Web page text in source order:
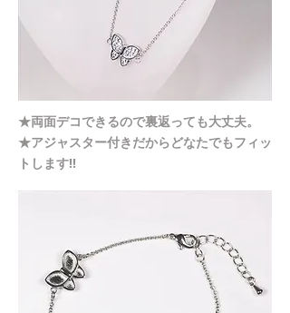
★両面デコできるので裏返っても大丈夫。
​★アジャスター付きだからどなたでもフィッ
トします!!